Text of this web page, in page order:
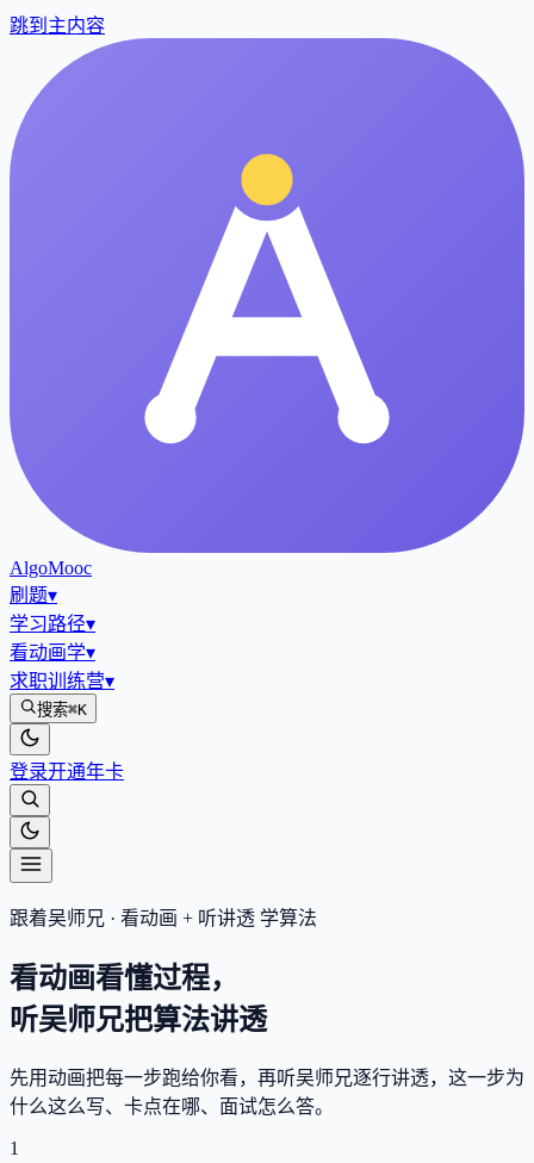
跳到主内容
AlgoMooc
刷题▾
学习路径▾
看动画学▾
求职训练营▾
搜索⌘K
登录开通年卡
跟着吴师兄 · 看动画 + 听讲透 学算法
看动画看懂过程，
听吴师兄把算法讲透
先用动画把每一步跑给你看，再听吴师兄逐行讲透，这一步为
什么这么写、卡点在哪、面试怎么答。
1